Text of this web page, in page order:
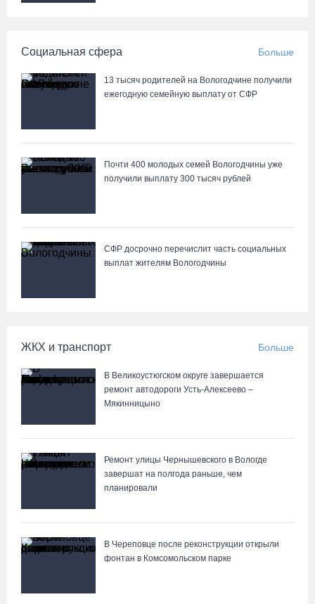
Почти 60 тысяч вологжан научились защищать себя от
киберугроз
07.08.26 / 09:25
На Вологодчине подвели итоги XII областной Спартакиады
ветеранов и пенсионеров
07.08.26 / 09:23
Вологодские «пчелки» усилились еще одним игроком из
российской Премьер-лиги
предпоследнее место «Кольца»
Череповчанки в национальных костюмах стали героями снимков
фотографа с горы Афон
Социальная сфера Больше
13 тысяч родителей на Вологодчине получили
ежегодную семейную выплату от СФР
Почти 400 молодых семей Вологодчины уже
получили выплату 300 тысяч рублей
СФР досрочно перечислит часть социальных
выплат жителям Вологодчины
ЖКХ и транспорт Больше
В Великоустюгском округе завершается
ремонт автодороги Усть-Алексеево –
Мякинницыно
Ремонт улицы Чернышевского в Вологде
завершат на полгода раньше, чем
планировали
В Череповце после реконструкции открыли
фонтан в Комсомольском парке